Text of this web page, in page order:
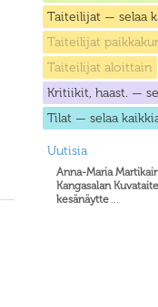
Taiteilijat — selaa
Taiteilijat
Taiteilijat aloittain
Kritiikit, haast. —
Tilat — selaa
Uutisia
Anna-Maria
Kangasalan
kesänäytte...